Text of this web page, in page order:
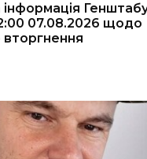
07.08.2026 щодо
вторгнення